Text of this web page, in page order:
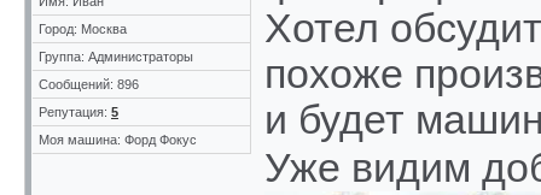
Город: Москва
Группа: Администраторы
Сообщений: 896
Репутация: 5
Моя машина: Форд Фокус
Хотел
похоже
и будет
Уже видим